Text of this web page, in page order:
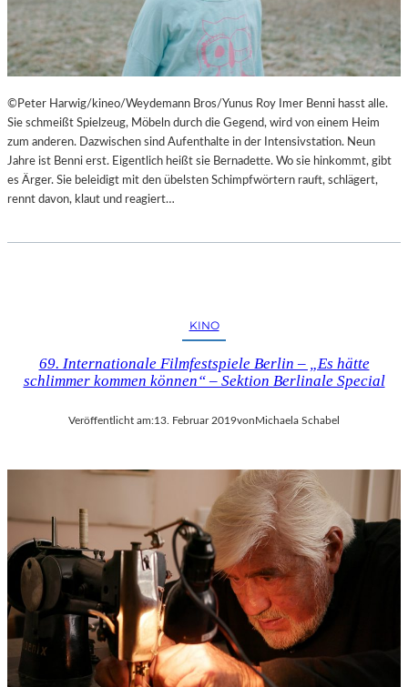
©Peter Harwig/kineo/Weydemann Bros/Yunus Roy Imer Benni hasst alle.
Sie schmeißt Spielzeug, Möbeln durch die Gegend, wird von einem Heim
zum anderen. Dazwischen sind Aufenthalte in der Intensivstation. Neun
Jahre ist Benni erst. Eigentlich heißt sie Bernadette. Wo sie hinkommt, gibt
es Ärger. Sie beleidigt mit den übelsten Schimpfwörtern rauft, schlägert,
rennt davon, klaut und reagiert…
KINO
69. Internationale Filmfestspiele Berlin – „Es hätte
schlimmer kommen können“ – Sektion Berlinale Special
Veröffentlicht am:13. Februar 2019vonMichaela Schabel